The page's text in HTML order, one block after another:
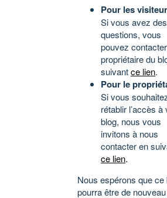
Pour les
Si vous avez des
questions, vous
pouvez
propriétaire du
suivantce lien.
Pour le
Si vous
rétablir l’accès à
blog, nous vous
invitons à nous
contacter en
ce lien.
Nous espérons que ce
pourra être de nouveau